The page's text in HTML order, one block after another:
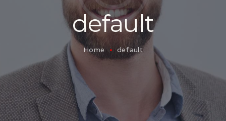
default
Home default
POVOLJNOSTI
GALERIJA